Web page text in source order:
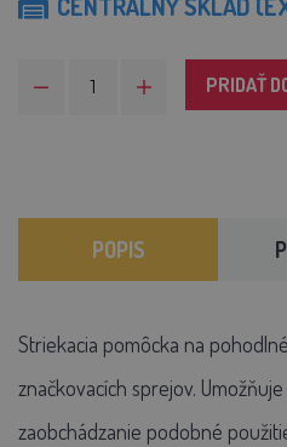
CENTRÁLNY SKLAD
PRIDAŤ
POPIS
Striekacia pomôcka na
značkovacích sprejov.
zaobchádzanie podobné